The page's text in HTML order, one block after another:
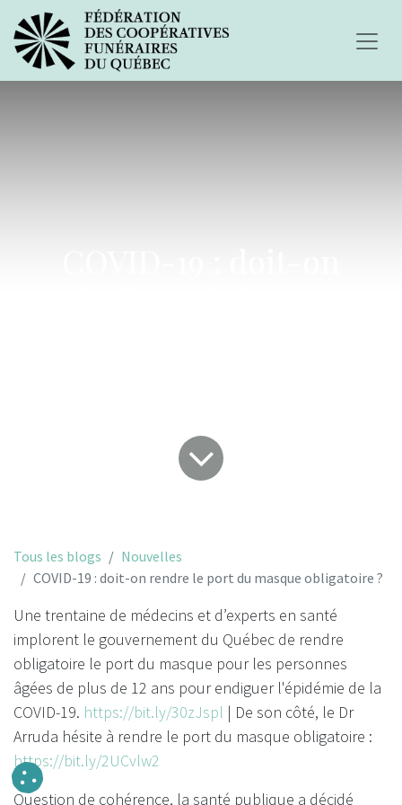
Tous les blogs
Nouvelles
COVID-19 : doit-on rendre le port du masque obligatoire ?
Une trentaine de médecins et d’experts en santé
implorent le gouvernement du Québec de rendre
obligatoire le port du masque pour les personnes
âgées de plus de 12 ans pour endiguer l'épidémie de la
COVID-19. https://bit.ly/30zJspl | De son côté, le Dr
Arruda hésite à rendre le port du masque obligatoire :
https://bit.ly/2UCvlw2
Question de cohérence, la santé publique a décidé